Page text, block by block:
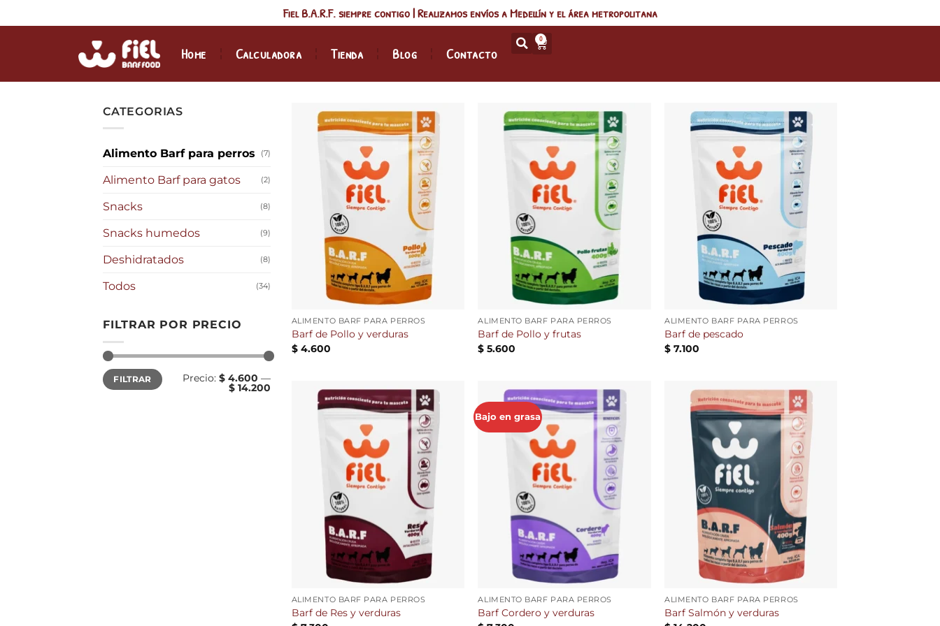
Fiel B.A.R.F. siempre contigo | Realizamos envíos a Medellín y el área metropolitana
Home Calculadora Tienda Blog Contacto
0
CATEGORIAS
Alimento Barf para perros (7)
Alimento Barf para gatos (2)
Snacks (8)
Snacks humedos (9)
Deshidratados (8)
Todos (34)
FILTRAR POR PRECIO
FILTRAR Precio: $ 4.600 —
$ 14.200
Añadir
a la
lista de
deseos
ALIMENTO BARF PARA PERROS
Barf de Pollo y verduras
$4.600
Añadir
a la
lista de
deseos
ALIMENTO BARF PARA PERROS
Barf de Pollo y frutas
$ 5.600
Añadir
lista de
deseos
ALIMENTO BARF PARA PERROS
Barf de pescado
$ 7.100
Añadir
a la
lista de
deseos
ALIMENTO BARF PARA PERROS
Barf de Res y verduras
Bajo en grasa
Añadir
lista de
deseos
ALIMENTO BARF PARA PERROS
Barf Cordero y verduras
Añadir
lista de
deseos
ALIMENTO BARF PARA PERROS
Barf Salmón y verduras